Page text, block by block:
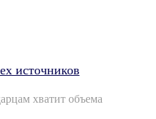
источников
хватит объема